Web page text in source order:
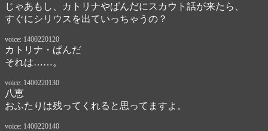
じゃあもし、カトリナやぱんだにスカウト話が来たら、
すぐにシリウスを出ていっちゃうの？
voice: 1400220120
カトリナ・ぱんだ
それは……。
voice: 1400220130
八恵
おふたりは残ってくれると思ってますよ。
voice: 1400220140